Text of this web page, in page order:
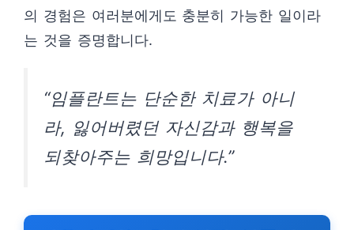
의 경험은 여러분에게도 충분히 가능한 일이라
는 것을 증명합니다.
“임플란트는 단순한 치료가 아니
라, 잃어버렸던 자신감과 행복을
되찾아주는 희망입니다.”